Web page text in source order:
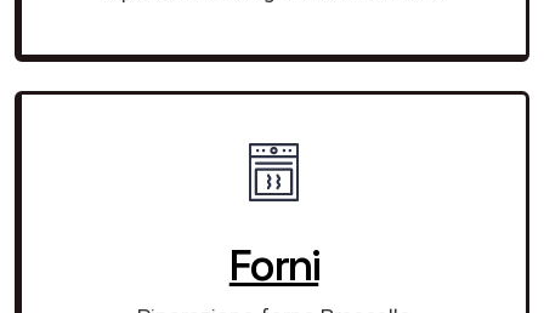
Forni